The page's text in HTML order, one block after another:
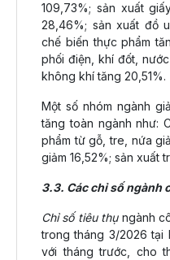
109,73%; sản xuất
28,46%; sản xuất đồ
chế biến thực phẩm
phối điện, khí đốt,
không khí tăng 20,51%.
Một số nhóm ngành
tăng toàn ngành như:
phẩm từ gỗ, tre, nứa
giảm 16,52%; sản xuất
3.3. Các chỉ số ngành
Chỉ số tiêu thụngành
trong tháng 3/2026 tại
với tháng trước, cho